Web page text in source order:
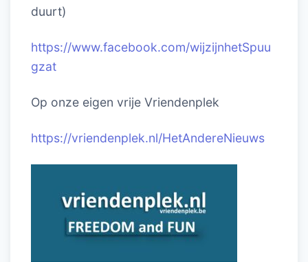
duurt)
https://www.facebook.com/wijzijnhetSpuu
gzat
Op onze eigen vrije Vriendenplek
https://vriendenplek.nl/HetAndereNieuws